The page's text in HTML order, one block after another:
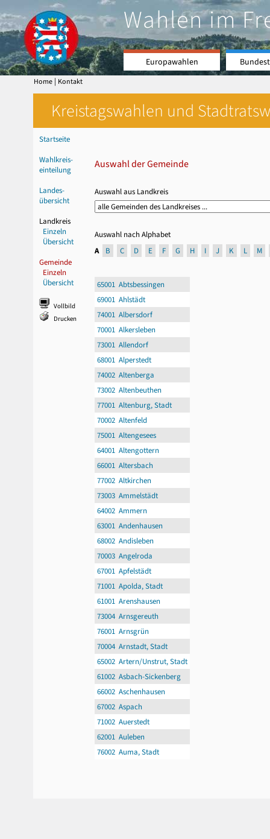
Wahlen im
Europawahlen
Home | Kontakt
Kreistagswahlen und
Startseite
Wahlkreis-
einteilung
Landes-
übersicht
Landkreis
Einzeln
Übersicht
Gemeinde
Einzeln
Übersicht
Vollbild
Drucken
Auswahl der Gemeinde
Auswahl aus Landkreis
Auswahl nach Alphabet
A
B C D E F G H I J K L M
65001 Abtsbessingen
69001 Ahlstädt
74001 Albersdorf
70001 Alkersleben
73001 Allendorf
68001 Alperstedt
74002 Altenberga
73002 Altenbeuthen
77001 Altenburg, Stadt
70002 Altenfeld
75001 Altengesees
64001 Altengottern
66001 Altersbach
77002 Altkirchen
73003 Ammelstädt
64002 Ammern
63001 Andenhausen
68002 Andisleben
70003 Angelroda
67001 Apfelstädt
71001 Apolda, Stadt
61001 Arenshausen
73004 Arnsgereuth
76001 Arnsgrün
70004 Arnstadt, Stadt
65002 Artern/Unstrut, Stadt
61002 Asbach-Sickenberg
66002 Aschenhausen
67002 Aspach
71002 Auerstedt
62001 Auleben
76002 Auma, Stadt